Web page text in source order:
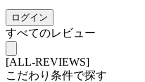
ログイン
すべてのレビュー
[ALL-REVIEWS]
こだわり条件で探す